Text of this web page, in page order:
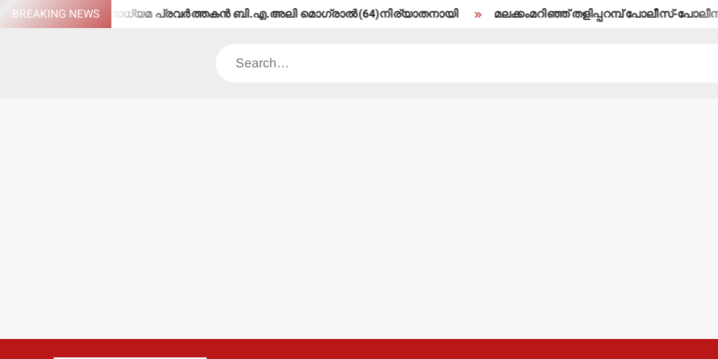
Skip
to
BREAKING NEWS
മാധ്യമ പ്രവര്‍ത്തകന്‍ ബി.എ.അലി മൊഗ്രാല്‍(64)നിര്യാതനായി മലക്കംമറിഞ്ഞ് തളിപ്പറമ്പ് പോലീസ്-പോലീസ്
Search